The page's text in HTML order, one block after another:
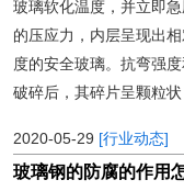
玻璃软化温度，并立即
的压应力，内层呈现出
度的安全玻璃。抗弯强
破碎后，其碎片呈颗粒
2020-05-29 [行业动态]
玻璃钢的防腐的作用